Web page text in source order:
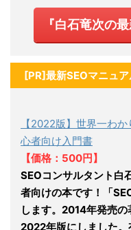
『白石竜次の
[PR]最新SEOマニュ
【2022版】世界一わ
心者向け入門書
【価格：500円】
SEOコンサルタント白
者向けの本です！「
します。2014年発売
2022年版にしました。